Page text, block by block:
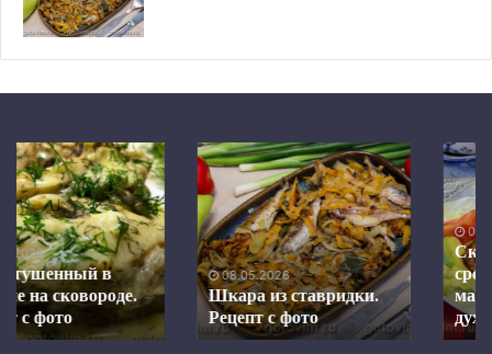
Шкара
из
ставридки.
Рецепт
с
фото08.05.2026
Шкара из ставридки.
Рецепт с фото
Скумбрия
в
средиземноморском
маринаде,
запеченная
в
духовке.
Рецепт
с
08.05.2026
Скумбрия в
средиземноморском
маринаде, запеченная в
духовке. Рецепт с фото